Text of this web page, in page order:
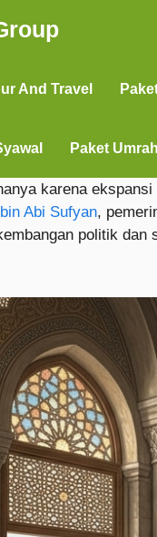
And Travel
Paket
karena
Abi Sufyan,
politik dan